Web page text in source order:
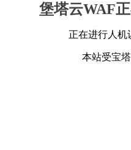
堡塔云WAF
正在进行人机
本站受宝